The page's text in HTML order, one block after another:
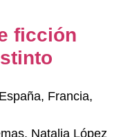
ficción
Francia,
Natalia López